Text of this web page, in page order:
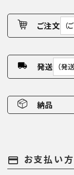
ご注文 （
発送 （発
納品
payment お支払い